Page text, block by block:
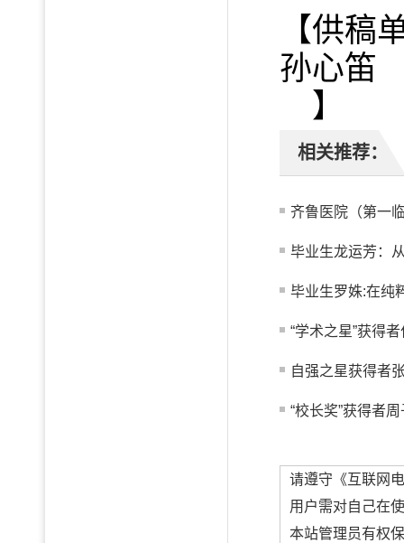
【供
孙心笛
】
相关推荐：
齐鲁医院（第一
毕业生龙运芳：
毕业生罗姝:在纯
“学术之星”获得
自强之星获得者
“校长奖”获得者
请遵守《互联网
用户需对自己在
本站管理员有权